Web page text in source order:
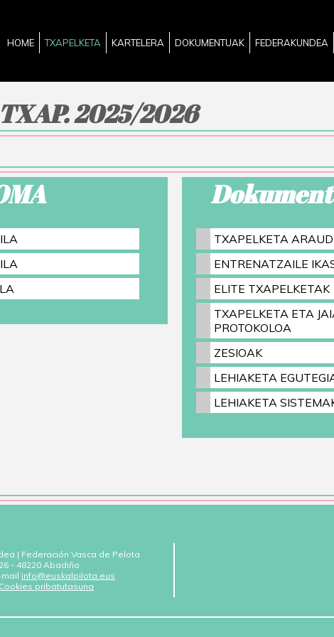
HOME TXAPELKETA KARTELERA DOKUMENTUAK FEDERAKUNDEA
2025/2026
TXAPELKETA
ENTRENATZAILE
ELITE TXAPELKETAK
TXAPELKETA ETA
PROTOKOLOA
ZESIOAK
LEHIAKETA
LEHIAKETA
| Federación Vasca de Pelota
- 48220 Abadiño
mail info@euskalpilota.eus
Cookies pribatutasuna